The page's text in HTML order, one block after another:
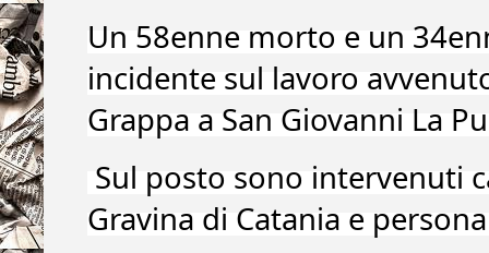
Un 58enne morto e un
incidente sul lavoro
Grappa a San Giovanni La
Sul posto sono intervenuti
Gravina di Catania e